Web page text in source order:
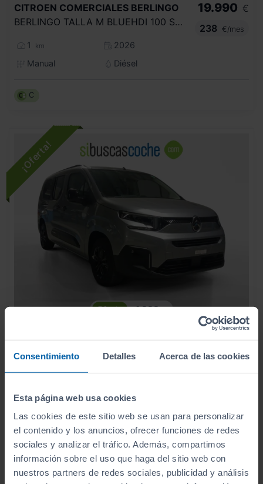
Consentimiento Detalles Acerca de las cookies
Esta página web usa cookies
Las cookies de este sitio web se usan para personalizar
el contenido y los anuncios, ofrecer funciones de redes
sociales y analizar el tráfico. Además, compartimos
información sobre el uso que haga del sitio web con
nuestros partners de redes sociales, publicidad y análisis
CITROEN COMERCIALES BERLINGO
BERLINGO TALLA M BLUEHDI 100 S&S 6V YOU N1
1 km
2026
Manual
Diésel
19.990 €
238
€/mes
C
- 1.000
Ë BERLINGO TALLA XL ELÉCTRICO 50 KWH PLUS
5.000
2025
27.990 €
26.990 €
321
€/mes
CERO